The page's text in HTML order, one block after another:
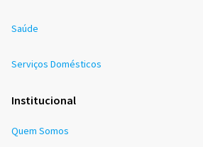
Saúde
Serviços Domésticos
Institucional
Quem Somos